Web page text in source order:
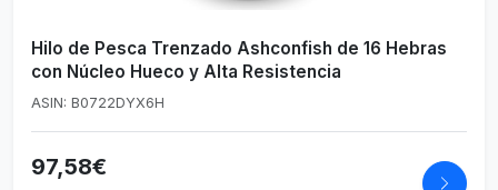
Hilo de Pesca Trenzado Ashconfish de 16 Hebras
con Núcleo Hueco y Alta Resistencia
ASIN: B0722DYX6H
97,58€